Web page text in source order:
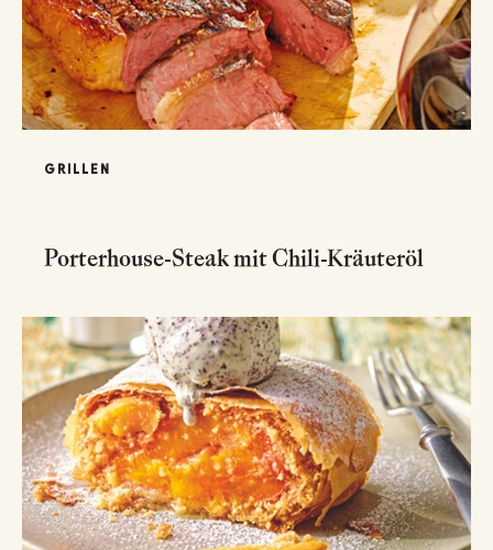
GRILLEN
Porterhouse-Steak mit Chili-Kräuteröl